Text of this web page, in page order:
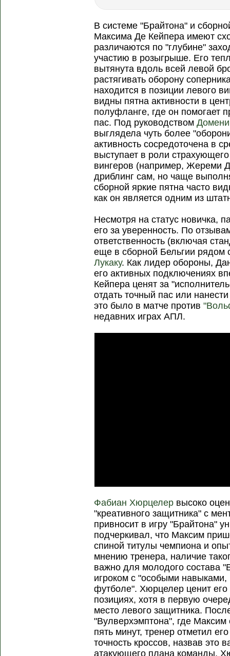
В системе "Брайтона" и
Максима Де Кейпера имеют
различаются по "глубине"
участию в розыгрыше. Его
вытянута вдоль всей левой
растягивать оборону
находится в позиции левого
видны пятна активности в
полуфланге, где он помогает
пас. Под руководством
выглядела чуть более
активность сосредоточена в
выступает в роли
вингеров (например, Жереми
дриблинг сам, но чаще
сборной яркие пятна часто
как он является одним из
Несмотря на статус новичка,
его за уверенность. По
ответственность (включая
еще в сборной Бельгии
Лукаку. Как лидер обороны,
его активных подключениях
Кейпера ценят за
отдать точный пас или
это было в матче против
недавних играх АПЛ.
Фабиан Хюрцелер высоко
"креативного защитника" с
привносит в игру "Брайтона"
подчеркивал, что Максим
спиной титулы чемпиона и
мнению тренера, наличие
важно для молодого состава
игроком с "особыми навыками,
футболе". Хюрцелер ценит его
позициях, хотя в первую
место левого защитника.
"Вулверхэмптона", где
пять минут, тренер отметил
точность кроссов, назвав
атакующего плана команды.